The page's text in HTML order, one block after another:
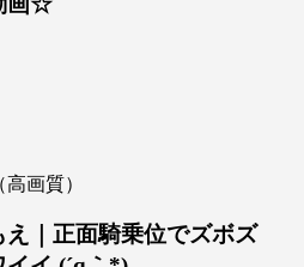
え｜正面騎乗位でズボズ